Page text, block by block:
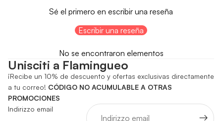
Sé el primero en escribir una reseña
Escribir una reseña
No se encontraron elementos
Unisciti a Flamingueo
¡Recibe un 10% de descuento y ofertas exclusivas directamente
a tu correo! CÓDIGO NO ACUMULABLE A OTRAS
PROMOCIONES
Indirizzo email